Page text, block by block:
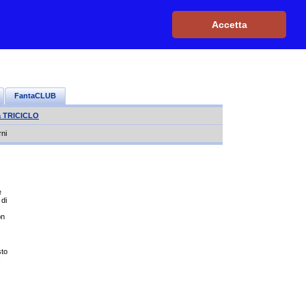
Accetta
Contattaci|Login|
FantaCLUB